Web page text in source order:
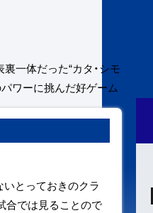
裏一体だった“カタ・シモ
ワーに挑んだ好ゲーム
いとっておきのクラ
合では見ることので